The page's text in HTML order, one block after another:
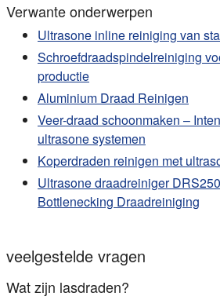
Verwante onderwerpen
Ultrasone inline reiniging van
Schroefdraadspindelreiniging
productie
Aluminium Draad Reinigen
Veer-draad schoonmaken –
ultrasone systemen
Koperdraden reinigen met
Ultrasone draadreiniger
Bottlenecking Draadreiniging
veelgestelde vragen
Wat zijn lasdraden?